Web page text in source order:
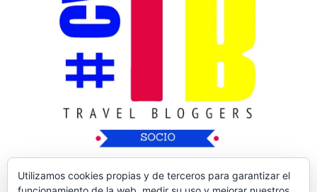
Utilizamos cookies propias y de terceros para garantizar el